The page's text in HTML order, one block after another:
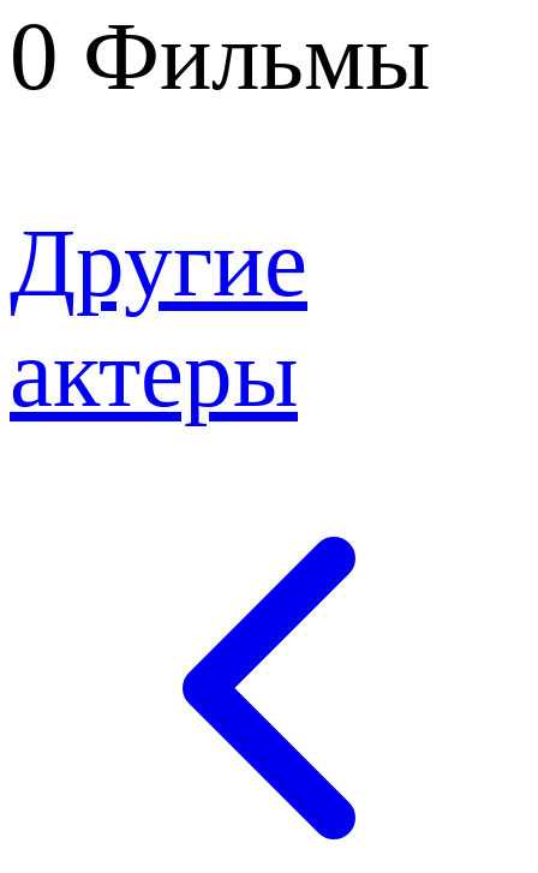
0 Фильмы
Другие
актеры